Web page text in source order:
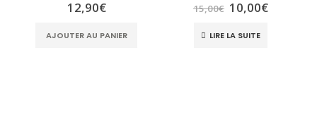
5.00 sur 5
12,90€
AJOUTER AU PANIER
sur 5
15,00€ Le
prix
initial
était :
10,00€Le
LIRE LA SUITE